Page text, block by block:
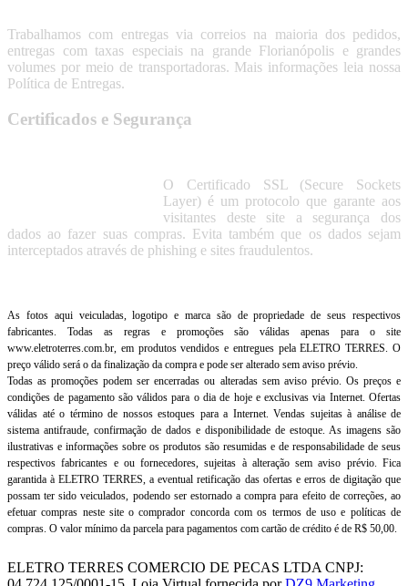
Trabalhamos com entregas via correios na maioria dos pedidos,
entregas com taxas especiais na grande Florianópolis e grandes
volumes por meio de transportadoras. Mais informações leia nossa
Política de Entregas.
Certificados e Segurança
O Certificado SSL (Secure Sockets
Layer) é um protocolo que garante aos
visitantes deste site a segurança dos
dados ao fazer suas compras. Evita também que os dados sejam
interceptados através de phishing e sites fraudulentos.
As fotos aqui veiculadas, logotipo e marca são de propriedade de seus respectivos
fabricantes. Todas as regras e promoções são válidas apenas para o site
www.eletroterres.com.br, em produtos vendidos e entregues pela ELETRO TERRES. O
preço válido será o da finalização da compra e pode ser alterado sem aviso prévio.
Todas as promoções podem ser encerradas ou alteradas sem aviso prévio. Os preços e
condições de pagamento são válidos para o dia de hoje e exclusivas via Internet. Ofertas
válidas até o término de nossos estoques para a Internet. Vendas sujeitas à análise de
sistema antifraude, confirmação de dados e disponibilidade de estoque. As imagens são
ilustrativas e informações sobre os produtos são resumidas e de responsabilidade de seus
respectivos fabricantes e ou fornecedores, sujeitas à alteração sem aviso prévio. Fica
garantida à ELETRO TERRES, a eventual retificação das ofertas e erros de digitação que
possam ter sido veiculados, podendo ser estornado a compra para efeito de correções, ao
efetuar compras neste site o comprador concorda com os termos de uso e políticas de
compras. O valor mínimo da parcela para pagamentos com cartão de crédito é de R$ 50,00.
ELETRO TERRES COMERCIO DE PECAS LTDA CNPJ: